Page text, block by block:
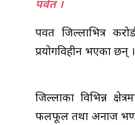
पर्वत ।
पर्वत जिल्लाभित्र
प्रयोगविहीन भएका छन्
जिल्लाका विभिन्न
फलफूल तथा अनाज